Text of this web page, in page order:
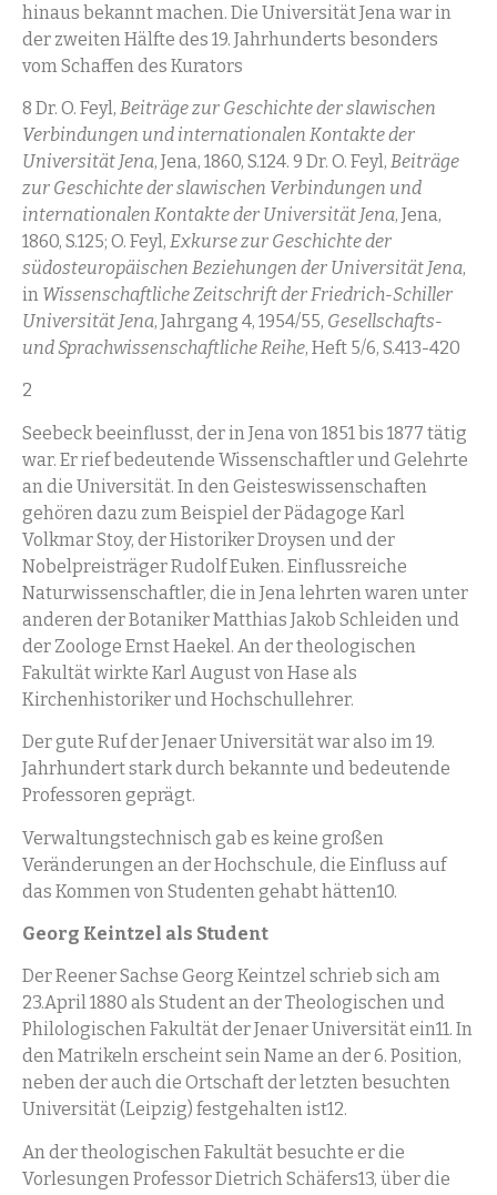
hinaus bekannt machen. Die Universität Jena war in
der zweiten Hälfte des 19. Jahrhunderts besonders
vom Schaffen des Kurators
8 Dr. O. Feyl, Beiträge zur Geschichte der slawischen
Verbindungen und internationalen Kontakte der
Universität Jena, Jena, 1860, S.124. 9 Dr. O. Feyl, Beiträge
zur Geschichte der slawischen Verbindungen und
internationalen Kontakte der Universität Jena, Jena,
1860, S.125; O. Feyl, Exkurse zur Geschichte der
südosteuropäischen Beziehungen der Universität Jena,
in Wissenschaftliche Zeitschrift der Friedrich-Schiller
Universität Jena, Jahrgang 4, 1954/55, Gesellschafts-
und Sprachwissenschaftliche Reihe, Heft 5/6, S.413-420
2
Seebeck beeinflusst, der in Jena von 1851 bis 1877 tätig
war. Er rief bedeutende Wissenschaftler und Gelehrte
an die Universität. In den Geisteswissenschaften
gehören dazu zum Beispiel der Pädagoge Karl
Volkmar Stoy, der Historiker Droysen und der
Nobelpreisträger Rudolf Euken. Einflussreiche
Naturwissenschaftler, die in Jena lehrten waren unter
anderen der Botaniker Matthias Jakob Schleiden und
der Zoologe Ernst Haekel. An der theologischen
Fakultät wirkte Karl August von Hase als
Kirchenhistoriker und Hochschullehrer.
Der gute Ruf der Jenaer Universität war also im 19.
Jahrhundert stark durch bekannte und bedeutende
Professoren geprägt.
Verwaltungstechnisch gab es keine großen
Veränderungen an der Hochschule, die Einfluss auf
das Kommen von Studenten gehabt hätten10.
Georg Keintzel als Student
Der Reener Sachse Georg Keintzel schrieb sich am
23.April 1880 als Student an der Theologischen und
Philologischen Fakultät der Jenaer Universität ein11. In
den Matrikeln erscheint sein Name an der 6. Position,
neben der auch die Ortschaft der letzten besuchten
Universität (Leipzig) festgehalten ist12.
An der theologischen Fakultät besuchte er die
Vorlesungen Professor Dietrich Schäfers13, über die